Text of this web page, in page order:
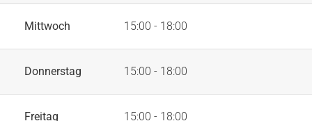
Mittwoch 15:00 - 18:00
Donnerstag 15:00 - 18:00
Freitag 15:00 - 18:00